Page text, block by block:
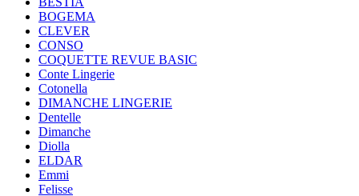
BOGEMA
CLEVER
CONSO
COQUETTE REVUE BASIC
Conte Lingerie
Cotonella
DIMANCHE LINGERIE
Dentelle
Dimanche
Diolla
ELDAR
Emmi
Felisse